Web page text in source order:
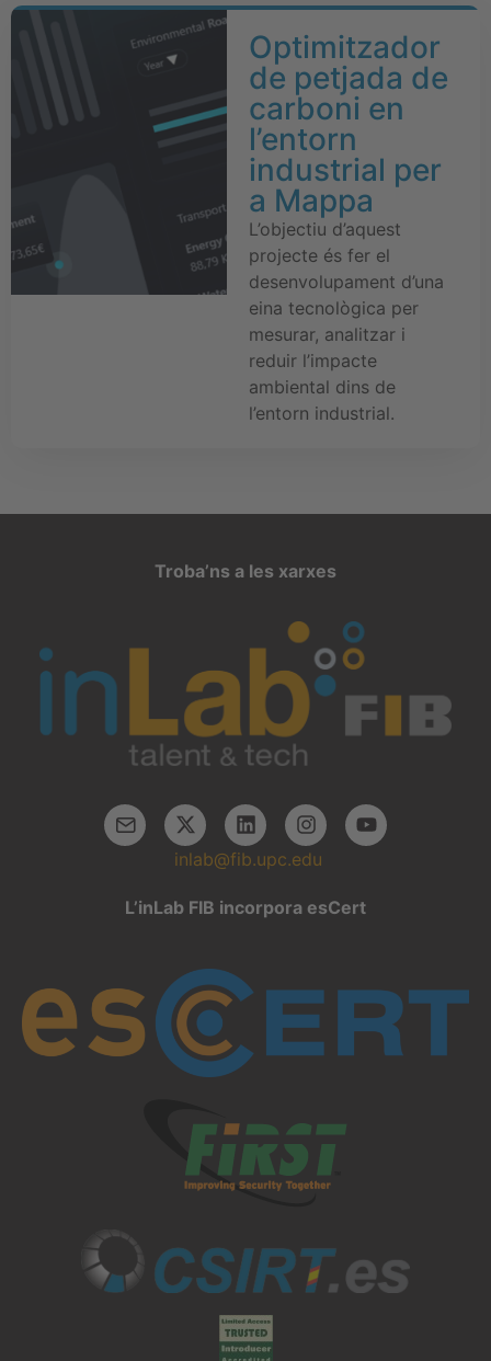
Optimitzador
de petjada de
carboni en
l’entorn
industrial per
a Mappa
L’objectiu d’aquest
projecte és fer el
desenvolupament d’una
eina tecnològica per
mesurar, analitzar i
reduir l’impacte
ambiental dins de
l’entorn industrial.
Troba’ns a les xarxes
inlab@fib.upc.edu
L’inLab FIB incorpora esCert